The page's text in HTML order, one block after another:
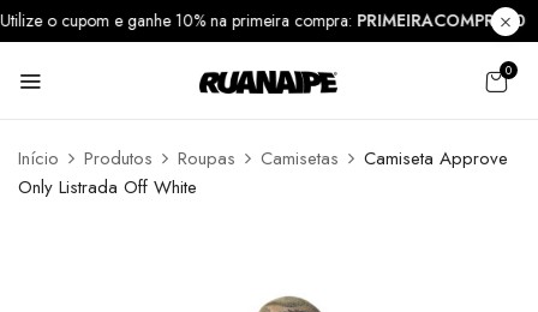
Utilize o cupom e ganhe 10% na primeira compra:
0
Início Produtos Roupas Camisetas
Camiseta Approve
Only Listrada Off White